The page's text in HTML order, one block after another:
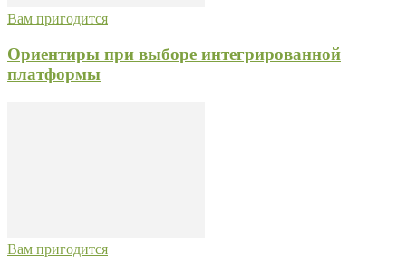
Вам пригодится
Ориентиры при выборе интегрированной
платформы
Вам пригодится